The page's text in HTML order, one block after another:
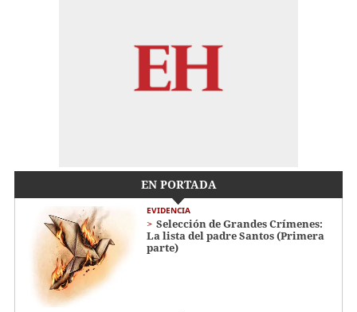
EN PORTADA
EVIDENCIA
Selección de Grandes Crímenes:
La lista del padre Santos (Primera
parte)